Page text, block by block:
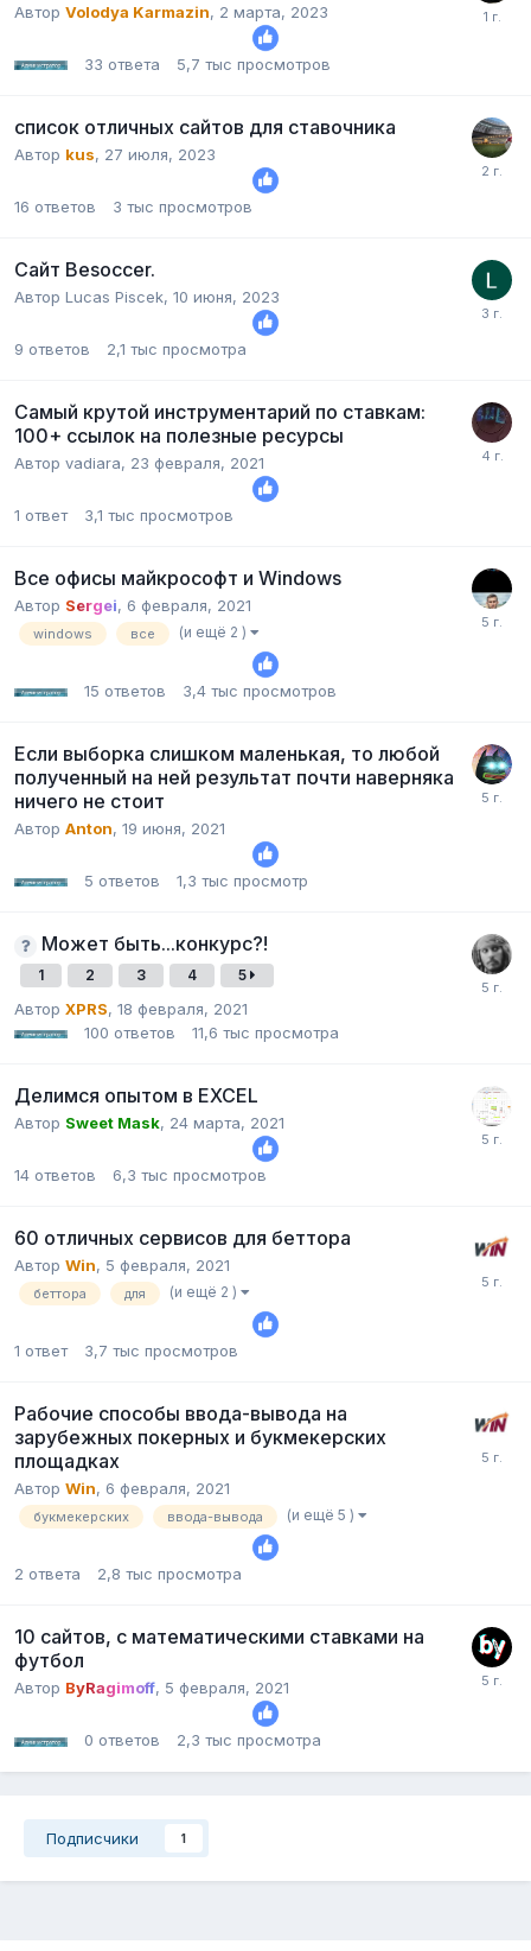
Автор Volodya Karmazin, 2 марта, 2023
33 ответа 5,7 тыс просмотров
список отличных сайтов для ставочника
Автор kus, 27 июля, 2023
16 ответов 3 тыс просмотров
Сайт Besoccer.
Автор Lucas Piscek, 10 июня, 2023
9 ответов 2,1 тыс просмотра
Самый крутой инструментарий по ставкам:
100+ ссылок на полезные ресурсы
Автор vadiara, 23 февраля, 2021
1 ответ 3,1 тыс просмотров
Все офисы майкрософт и Windows
Автор Sergei, 6 февраля, 2021
windows все (и ещё 2 )
15 ответов 3,4 тыс просмотров
Если выборка слишком маленькая, то любой
полученный на ней результат почти наверняка
ничего не стоит
Автор Anton, 19 июня, 2021
5 ответов 1,3 тыс просмотр
Может быть...конкурс?!
1 2 3 4 5
Автор XPRS, 18 февраля, 2021
100 ответов 11,6 тыс просмотра
Делимся опытом в EXCEL
Автор Sweet Mask, 24 марта, 2021
14 ответов 6,3 тыс просмотров
60 отличных сервисов для беттора
Автор Win, 5 февраля, 2021
беттора для (и ещё 2 )
1 ответ 3,7 тыс просмотров
Рабочие способы ввода-вывода на
зарубежных покерных и букмекерских
площадках
Автор Win, 6 февраля, 2021
букмекерских ввода-вывода (и ещё 5 )
2 ответа 2,8 тыс просмотра
10 сайтов, с математическими ставками на
футбол
Автор ByRagimoff, 5 февраля, 2021
0 ответов 2,3 тыс просмотра
Подписчики 1